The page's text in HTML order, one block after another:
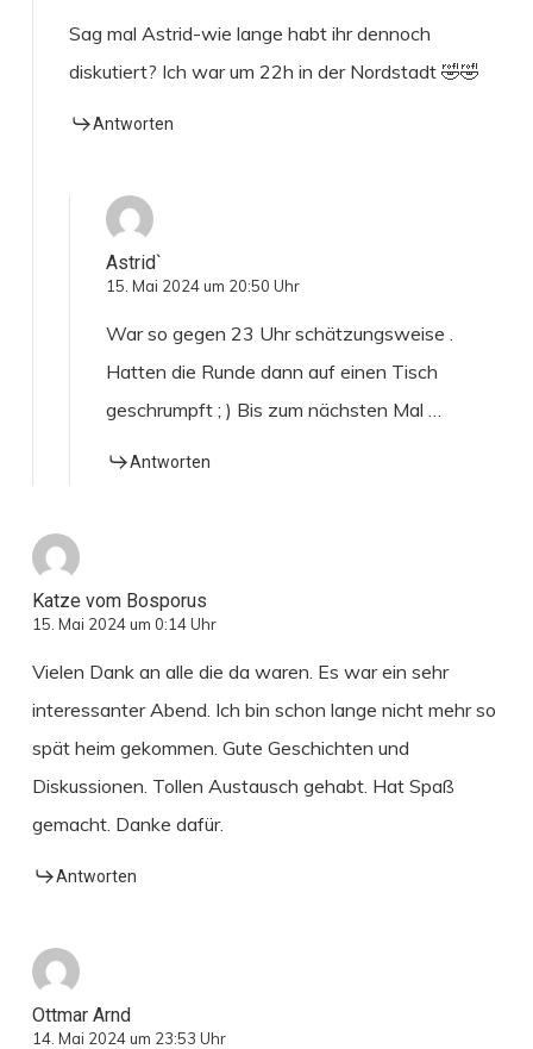
Sag mal Astrid-wie lange habt ihr dennoch
diskutiert? Ich war um 22h in der Nordstadt 🤣🤣
Antworten
Astrid`
15. Mai 2024 um 20:50 Uhr
War so gegen 23 Uhr schätzungsweise .
Hatten die Runde dann auf einen Tisch
geschrumpft ; ) Bis zum nächsten Mal …
Antworten
Katze vom Bosporus
15. Mai 2024 um 0:14 Uhr
Vielen Dank an alle die da waren. Es war ein sehr
interessanter Abend. Ich bin schon lange nicht mehr so
spät heim gekommen. Gute Geschichten und
Diskussionen. Tollen Austausch gehabt. Hat Spaß
gemacht. Danke dafür.
Antworten
Ottmar Arnd
14. Mai 2024 um 23:53 Uhr